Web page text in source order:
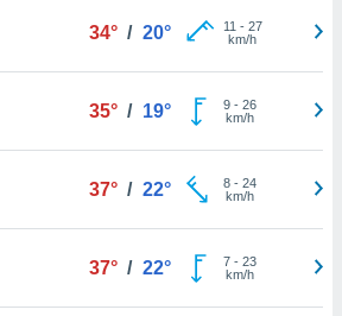
34° / 20° 11 - 27
km/h
35° / 19° 9- 26
km/h
37° / 22° 8- 24
km/h
37° / 22° 7- 23
km/h